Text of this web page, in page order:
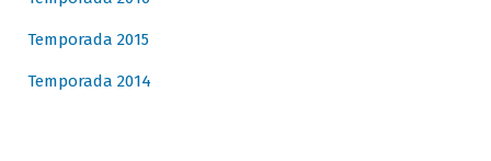
Temporada 2015
Temporada 2014